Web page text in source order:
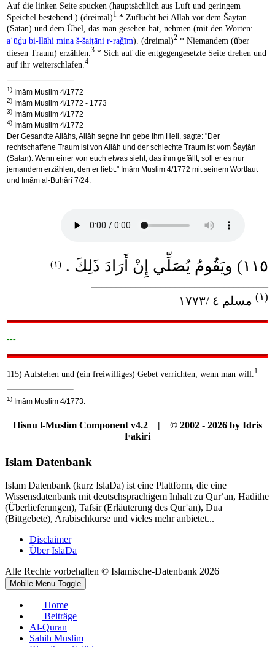
Auf die linken Seite spucken (hauptsächlich aus Luft und geringem
Speichel bestehend.) (dreimal)1 * Zuflucht bei Allāh vor dem Šayṭān
(Satan) und dem Übel, das man gesehen hat, nehmen (mit den Worten:
aʿūḏu bi-llāhi mina š-šaiṭāni r-raǧīm). (dreimal)2 * Niemandem (über
diesen Traum) erzählen. 3 * Sich auf die entgegengesetzte Seite drehen und
auf ihr weiterschlafen.4
1) Imām Muslim 4/1772
2) Imām Muslim 4/1772 - 1773
3) Imām Muslim 4/1772
4) Imām Muslim 4/1772
Der Gesandte Allāhs, Allāh segne ihn gebe ihm Heil, sagte: "Der
rechtschaffene Traum ist von Allāh und der schlechte Traum ist vom Šayṭān
(Satan). Wenn einer von euch etwas sieht, das ihm gefällt, soll er es nur
jemandem erzählen, den er liebt." Imām Muslim 4/1772 mit seinem Wortlaut
und Imām al-Buẖārī 7/24.
١١٥) ويَقُومُ يُصَلِّي إِنْ أَرَادَ ذَلِكَ . (١)
(١) مسلم ٤ /١٧٧٣
---
115) Aufstehen und (ein freiwilliges) Gebet verrichten, wenn man will.1
1) Imām Muslim 4/1773.
Hisnu l-Muslim Component v4.2 | © 2002 - 2026 by Idris
Fakiri
Islam Datenbank
Islam Datenbank (kurz IslaDa) ist eine Plattform, die eine
Wissensdatenbank mit deutschsprachigem Inhalt zu Qurʾān, Hadithe
(Überlieferungen), Tafsir (Erläuterung des Qurʾān), Dua
(Bittgebete), Arabischkurse und vieles mehr anbietet...
Disclaimer
Über IslaDa
Alle Rechte vorbehalten © Islamische-Datenbank 2026
Mobile Menu Toggle
Home
Beiträge
Al-Quran
Sahih Muslim